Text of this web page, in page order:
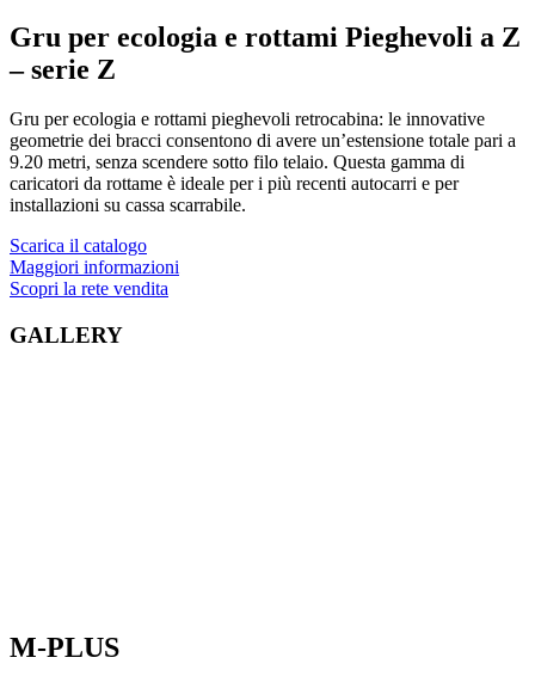
Gru per ecologia e rottami Pieghevoli a Z
– serie Z
Gru per ecologia e rottami pieghevoli retrocabina: le innovative
geometrie dei bracci consentono di avere un’estensione totale pari a
9.20 metri, senza scendere sotto filo telaio. Questa gamma di
caricatori da rottame è ideale per i più recenti autocarri e per
installazioni su cassa scarrabile.
Scarica il catalogo
Maggiori informazioni
Scopri la rete vendita
GALLERY
M-PLUS